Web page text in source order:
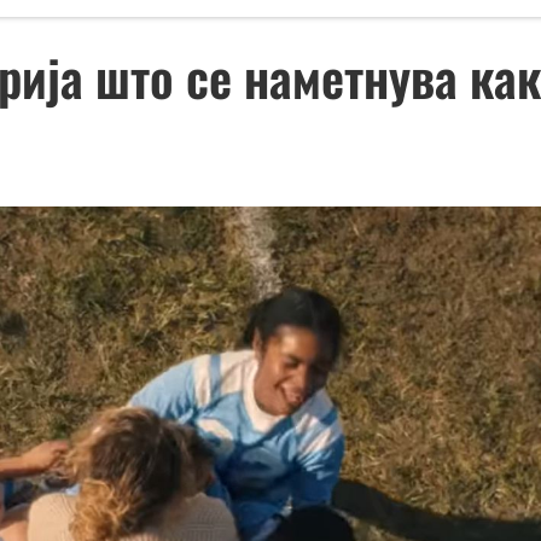
што се наметнува